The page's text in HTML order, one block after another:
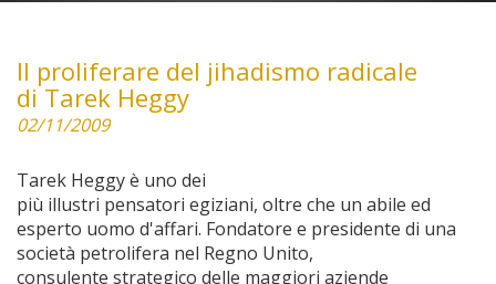
Il proliferare del jihadismo radicale
di Tarek Heggy
02/11/2009
Tarek Heggy è uno dei
più illustri pensatori egiziani, oltre che un abile ed
esperto uomo d'affari. Fondatore e presidente di una
società petrolifera nel Regno Unito,
consulente strategico delle maggiori aziende